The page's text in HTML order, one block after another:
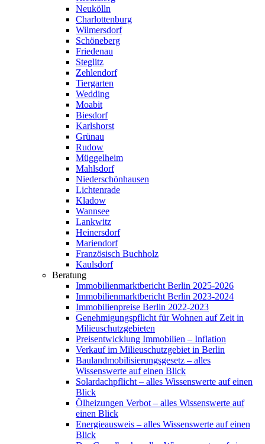
Neukölln
Charlottenburg
Wilmersdorf
Schöneberg
Friedenau
Steglitz
Zehlendorf
Tiergarten
Wedding
Moabit
Biesdorf
Karlshorst
Grünau
Rudow
Müggelheim
Mahlsdorf
Niederschönhausen
Lichtenrade
Kladow
Wannsee
Lankwitz
Heinersdorf
Mariendorf
Französisch Buchholz
Kaulsdorf
Beratung
Immobilienmarktbericht Berlin 2025-2026
Immobilienmarktbericht Berlin 2023-2024
Immobilienpreise Berlin 2022-2023
Genehmigungspflicht für Wohnen auf Zeit in
Milieuschutzgebieten
Preisentwicklung Immobilien – Inflation
Verkauf im Milieuschutzgebiet in Berlin
Baulandmobilisierungsgesetz – alles
Wissenswerte auf einen Blick
Solardachpflicht – alles Wissenswerte auf einen
Blick
Ölheizungen Verbot – alles Wissenswerte auf
einen Blick
Energieausweis – alles Wissenswerte auf einen
Blick